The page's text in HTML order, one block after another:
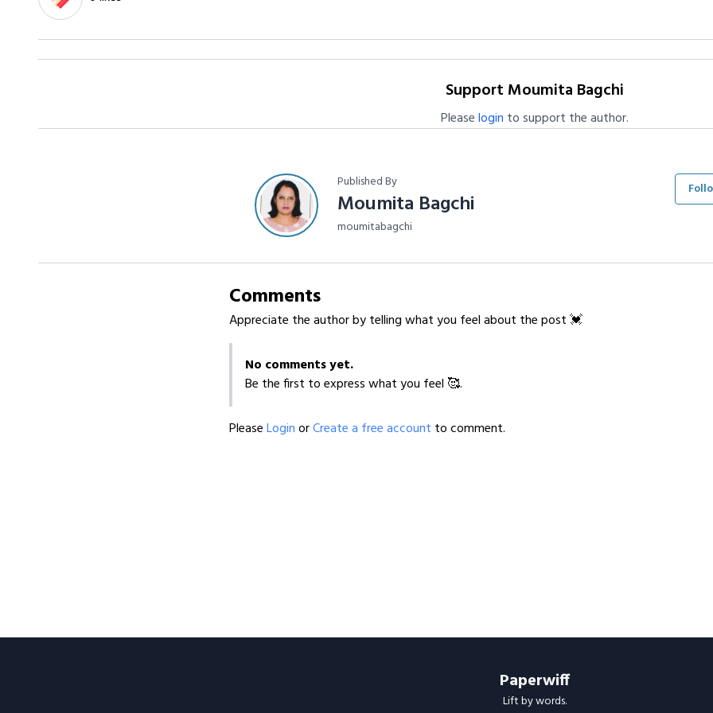
Support Moumita Bagchi
Pleaselogin to support the author.
Published By
Moumita Bagchi
moumitabagchi
Comments
Appreciate the author by telling what you feel about the post 💓
No comments yet.
Be the first to express what you feel 🥰.
PleaseLoginorCreate a free account to comment.
Paperwiff
Lift by words.